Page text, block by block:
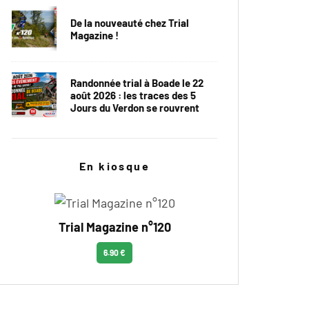
De la nouveauté chez Trial
Magazine !
Randonnée trial à Boade le 22
août 2026 : les traces des 5
Jours du Verdon se rouvrent
En kiosque
Trial Magazine n°120
6.90 €